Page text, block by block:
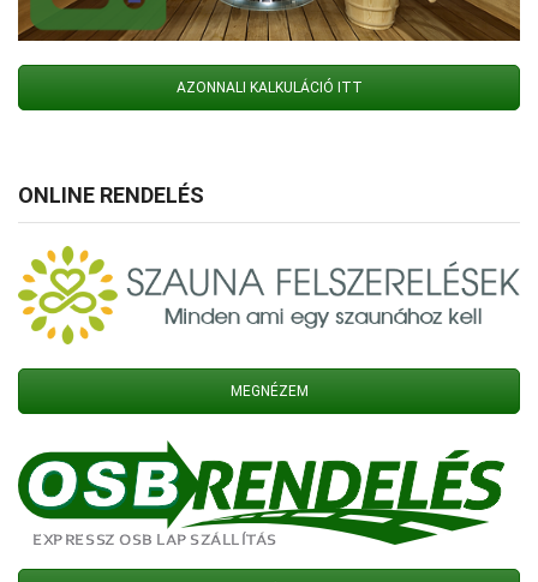
AZONNALI KALKULÁCIÓ ITT
ONLINE RENDELÉS
MEGNÉZEM